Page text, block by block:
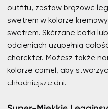
outfitu, zestaw brązowe
swetrem w kolorze
swetrem. Skórzane botki
odcieniach uzupełnią
charakter. Możesz także
kolorze camel, aby
chłodniejsze dni.